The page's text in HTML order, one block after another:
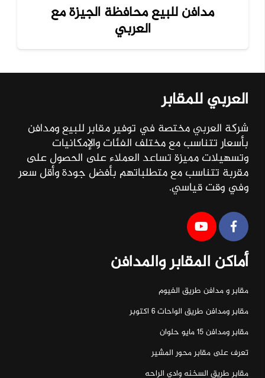
مدافن للبيع محافظة الجيزة مع
العربي
العربي للمقابر
شركة العربي مختصة في توفير مقابر للبيع ومدافن
بأسعار تتناسب مع مختلف الفئات والإمكانيات
وتسهيلات مميزة تساعد العملاء على الحصول على
مقربة تتناسب مع متطلباتهم بأفضل جودة وأقل سعر
وفي وقت قياسي.
أماكن المقابر والمدافن
مقابر و مدافن طريق الفيوم
مقابر ومدافن طريق الواحات ٦ اكتوبر
مقابر ومدافن ١٥ مايو حلوان
تعرف على مقابر محور المشير
مقابر طريق السخنه وادي الراحه